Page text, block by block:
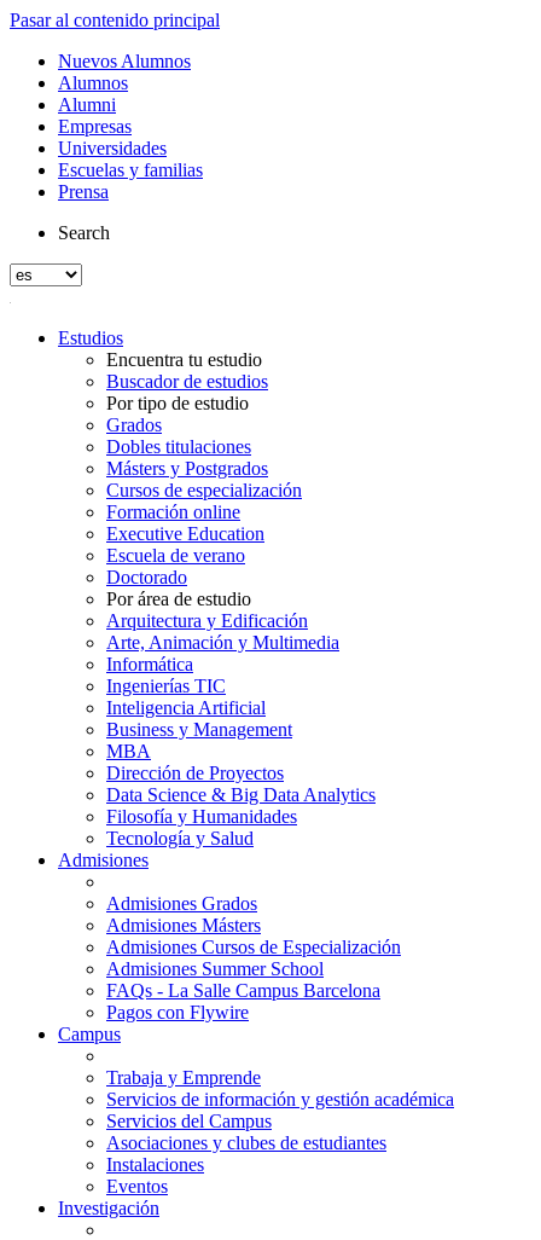
Pasar al contenido principal
Nuevos Alumnos
Alumnos
Alumni
Empresas
Universidades
Escuelas y familias
Prensa
Search
Estudios
Encuentra tu estudio
Buscador de estudios
Por tipo de estudio
Grados
Dobles titulaciones
Másters y Postgrados
Cursos de especialización
Formación online
Executive Education
Escuela de verano
Doctorado
Por área de estudio
Arquitectura y Edificación
Arte, Animación y Multimedia
Informática
Ingenierías TIC
Inteligencia Artificial
Business y Management
MBA
Dirección de Proyectos
Data Science & Big Data Analytics
Filosofía y Humanidades
Tecnología y Salud
Admisiones
Admisiones Grados
Admisiones Másters
Admisiones Cursos de Especialización
Admisiones Summer School
FAQs - La Salle Campus Barcelona
Pagos con Flywire
Campus
Trabaja y Emprende
Servicios de información y gestión académica
Servicios del Campus
Asociaciones y clubes de estudiantes
Instalaciones
Eventos
Investigación